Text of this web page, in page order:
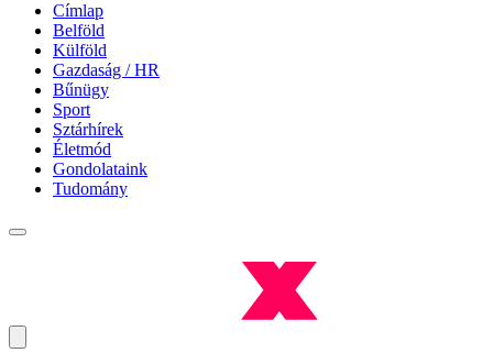
Címlap
Belföld
Külföld
Gazdaság / HR
Bűnügy
Sport
Sztárhírek
Életmód
Gondolataink
Tudomány